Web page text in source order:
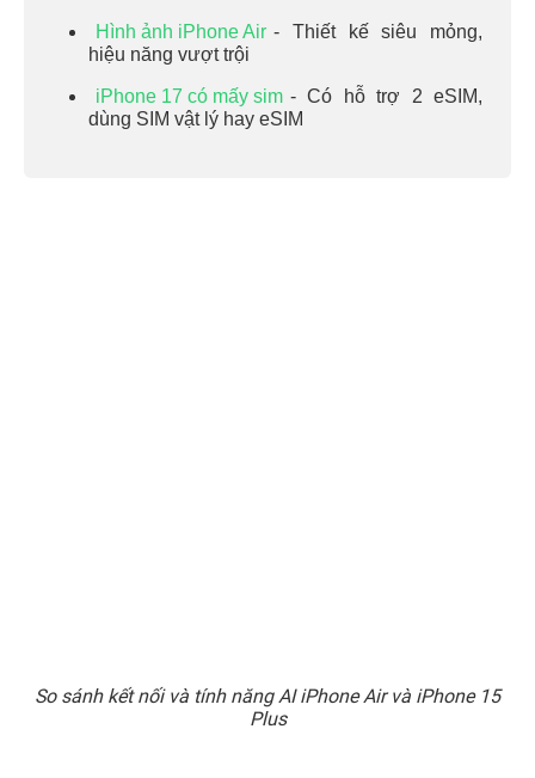
Hình ảnh iPhone Air - Thiết kế siêu mỏng,
hiệu năng vượt trội
iPhone 17 có mấy sim - Có hỗ trợ 2 eSIM,
dùng SIM vật lý hay eSIM
So sánh kết nối và tính năng AI iPhone Air và iPhone 15
Plus